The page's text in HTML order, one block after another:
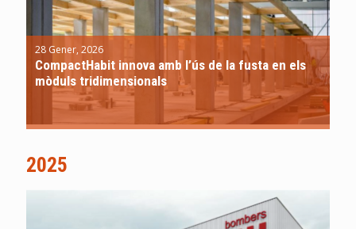
28 Gener, 2026
CompactHabit innova amb l’ús de la fusta en els
mòduls tridimensionals
2025